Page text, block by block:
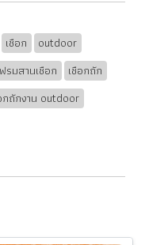
เชือก
outdoor
รมสานเชือก
เชือกถัก
กถักงาน outdoor